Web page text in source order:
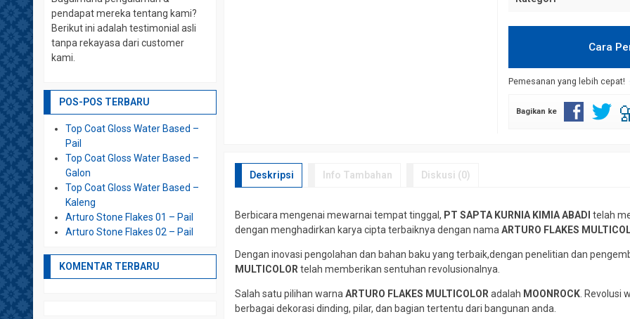
Cara
Pemesanan yang lebih cepat!
Bagikan ke
Deskripsi Info Tambahan Diskusi (0)
Berbicara mengenai mewarnai tempat tinggal, PT SAPTA KURNIA KIMIA ABADI telah
dengan menghadirkan karya cipta terbaiknya dengan namaARTURO FLAKES
Dengan inovasi pengolahan dan bahan baku yang terbaik,dengan penelitian dan
MULTICOLOR telah memberikan sentuhan revolusionalnya.
Salah satu pilihan warnaARTURO FLAKES MULTICOLOR adalah MOONROCK .
berbagai dekorasi dinding, pilar, dan bagian tertentu dari bangunan anda.
pendapat mereka tentang kami?
Berikut ini adalah testimonial asli
tanpa rekayasa dari customer
kami.
POS-POS TERBARU
Top Coat Gloss Water Based –
Pail
Top Coat Gloss Water Based –
Galon
Top Coat Gloss Water Based –
Kaleng
Arturo Stone Flakes 01 – Pail
Arturo Stone Flakes 02 – Pail
KOMENTAR TERBARU